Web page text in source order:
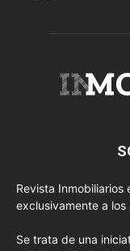
Revista
exclusivamente a los
Se trata de una